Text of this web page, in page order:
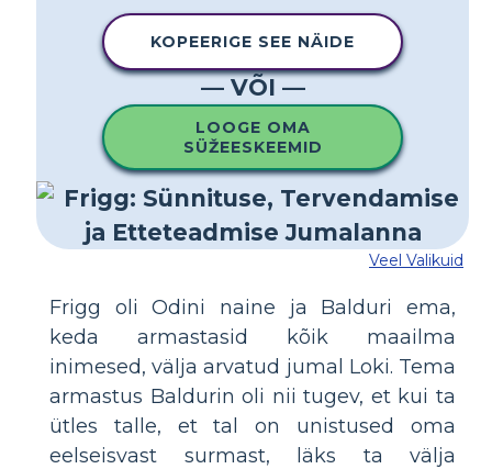
KOPEERIGE SEE NÄIDE
— VÕI —
LOOGE OMA
SÜŽEESKEEMID
Veel Valikuid
Frigg oli Odini naine ja Balduri ema,
keda armastasid kõik maailma
inimesed, välja arvatud jumal Loki. Tema
armastus Baldurin oli nii tugev, et kui ta
ütles talle, et tal on unistused oma
eelseisvast surmast, läks ta välja